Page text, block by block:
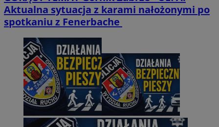
Aktualna sytuacja z karami nałożonymi po
spotkaniu z Fenerbache